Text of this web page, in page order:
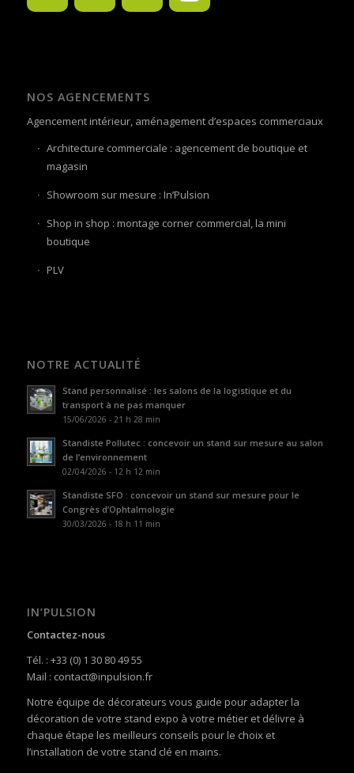
NOS AGENCEMENTS
Agencement intérieur, aménagement d’espaces commerciaux
Architecture commerciale : agencement de boutique et
magasin
Showroom sur mesure : In’Pulsion
Shop in shop : montage corner commercial, la mini
boutique
PLV
NOTRE ACTUALITÉ
Stand personnalisé : les salons de la logistique et du
transport à ne pas manquer
15/06/2026 - 21 h 28 min
Standiste Pollutec : concevoir un stand sur mesure au salon
de l’environnement
02/04/2026 - 12 h 12 min
Standiste SFO : concevoir un stand sur mesure pour le
Congrès d’Ophtalmologie
30/03/2026 - 18 h 11 min
IN’PULSION
Contactez-nous
Tél. : +33 (0) 1 30 80 49 55
Mail : contact@inpulsion.fr
Notre équipe de décorateurs vous guide pour adapter la
décoration de votre stand expo à votre métier et délivre à
chaque étape les meilleurs conseils pour le choix et
l’installation de votre stand clé en mains.